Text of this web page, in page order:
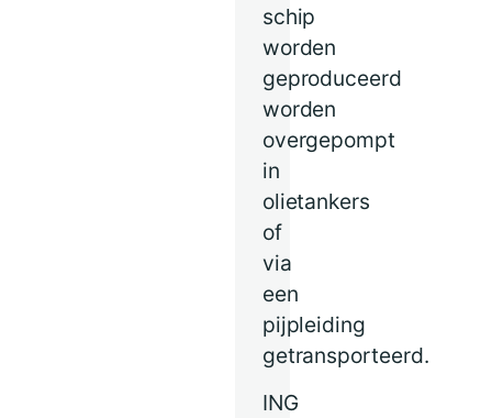
schip
worden
geproduceerd
worden
overgepompt
in
olietankers
of
via
een
pijpleiding
getransporteerd.
ING